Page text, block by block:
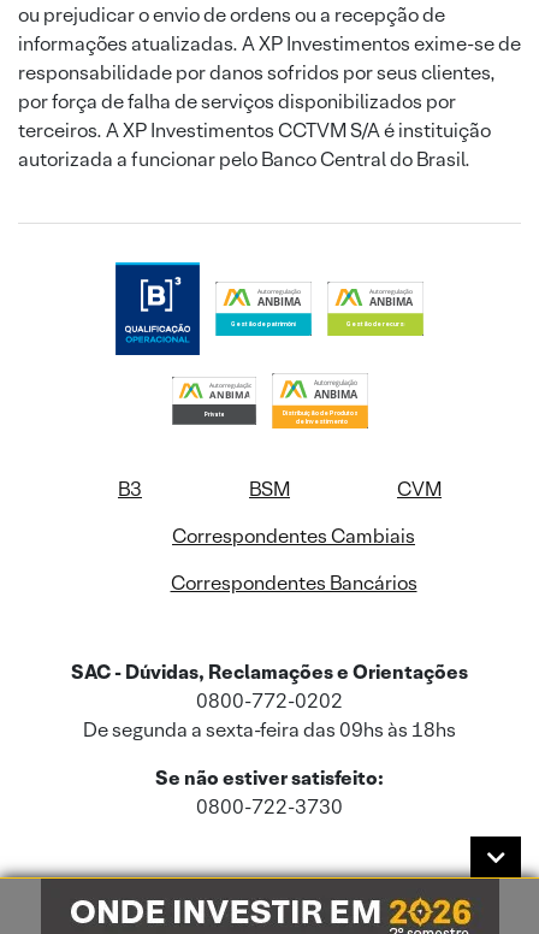
ou prejudicar o envio de ordens ou a recepção de
informações atualizadas. A XP Investimentos exime-se de
responsabilidade por danos sofridos por seus clientes,
por força de falha de serviços disponibilizados por
terceiros. A XP Investimentos CCTVM S/A é instituição
autorizada a funcionar pelo Banco Central do Brasil.
B3 BSM
CVM
Correspondentes Cambiais
Correspondentes Bancários
SAC - Dúvidas, Reclamações e Orientações
0800-772-0202
De segunda a sexta-feira das 09hs às 18hs
Se não estiver satisfeito:
0800-722-3730
Este site usa cookies e dados pessoais de acordo com a nossaPolítica de
Cookies
e a nossaPolítica de Privacidade.